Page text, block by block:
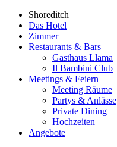
Shoreditch
Das Hotel
Zimmer
Restaurants & Bars
Gasthaus Llama
Il Bambini Club
Meetings & Feiern
Meeting Räume
Partys & Anlässe
Private Dining
Hochzeiten
Angebote